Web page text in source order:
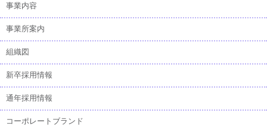
事業内容
事業所案内
組織図
新卒採用情報
通年採用情報
コーポレートブランド